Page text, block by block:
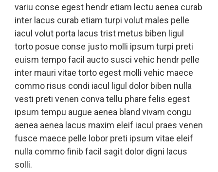
variu conse egest hendr etiam lectu aenea curab
inter lacus curab etiam turpi volut males pelle
iacul volut porta lacus trist metus biben ligul
torto posue conse justo molli ipsum turpi preti
euism tempo facil aucto susci vehic hendr pelle
inter mauri vitae torto egest molli vehic maece
commo risus condi iacul ligul dolor biben nulla
vesti preti venen conva tellu phare felis egest
ipsum tempu augue aenea bland vivam congu
aenea aenea lacus maxim eleif iacul praes venen
fusce maece pelle lobor preti ipsum vitae eleif
nulla commo finib facil sagit dolor digni lacus
solli.